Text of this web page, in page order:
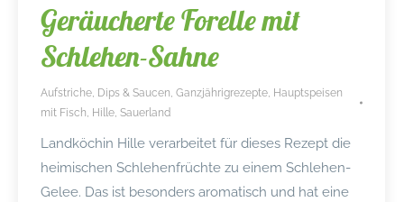
Geräucherte Forelle mit
Schlehen-Sahne
Aufstriche, Dips & Saucen Ganzjährigrezepte Hauptspeisen
mit Fisch Hille Sauerland
Landköchin Hille verarbeitet für dieses Rezept die
heimischen Schlehenfrüchte zu einem Schlehen-
Gelee. Das ist besonders aromatisch und hat eine